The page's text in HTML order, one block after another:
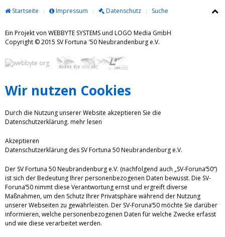
Startseite Impressum Datenschutz Suche
Ein Projekt von WEBBYTE SYSTEMS und LOGO Media GmbH
Copyright © 2015 SV Fortuna '50 Neubrandenburg e.V.
Wir nutzen Cookies
Durch die Nutzung unserer Website akzeptieren Sie die
Datenschutzerklärung. mehr lesen
Akzeptieren
Datenschutzerklärung des SV Fortuna 50 Neubrandenburg e.V.
Der SV Fortuna 50 Neubrandenburg e.V. (nachfolgend auch „SV-Foruna‘50“)
ist sich der Bedeutung Ihrer personenbezogenen Daten bewusst. Die SV-
Foruna’50 nimmt diese Verantwortung ernst und ergreift diverse
Maßnahmen, um den Schutz Ihrer Privatsphäre während der Nutzung
unserer Webseiten zu gewährleisten. Der SV-Foruna’50 möchte Sie darüber
informieren, welche personenbezogenen Daten für welche Zwecke erfasst
und wie diese verarbeitet werden.